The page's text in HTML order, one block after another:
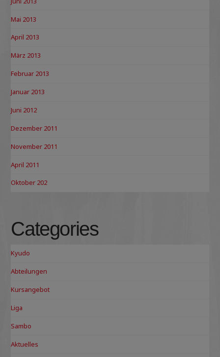
Mai 2013
April 2013
März 2013
Februar 2013
Januar 2013
Juni 2012
Dezember 2011
November 2011
April 2011
Oktober 202
Categories
Kyudo
Abteilungen
Kursangebot
Liga
Sambo
Aktuelles